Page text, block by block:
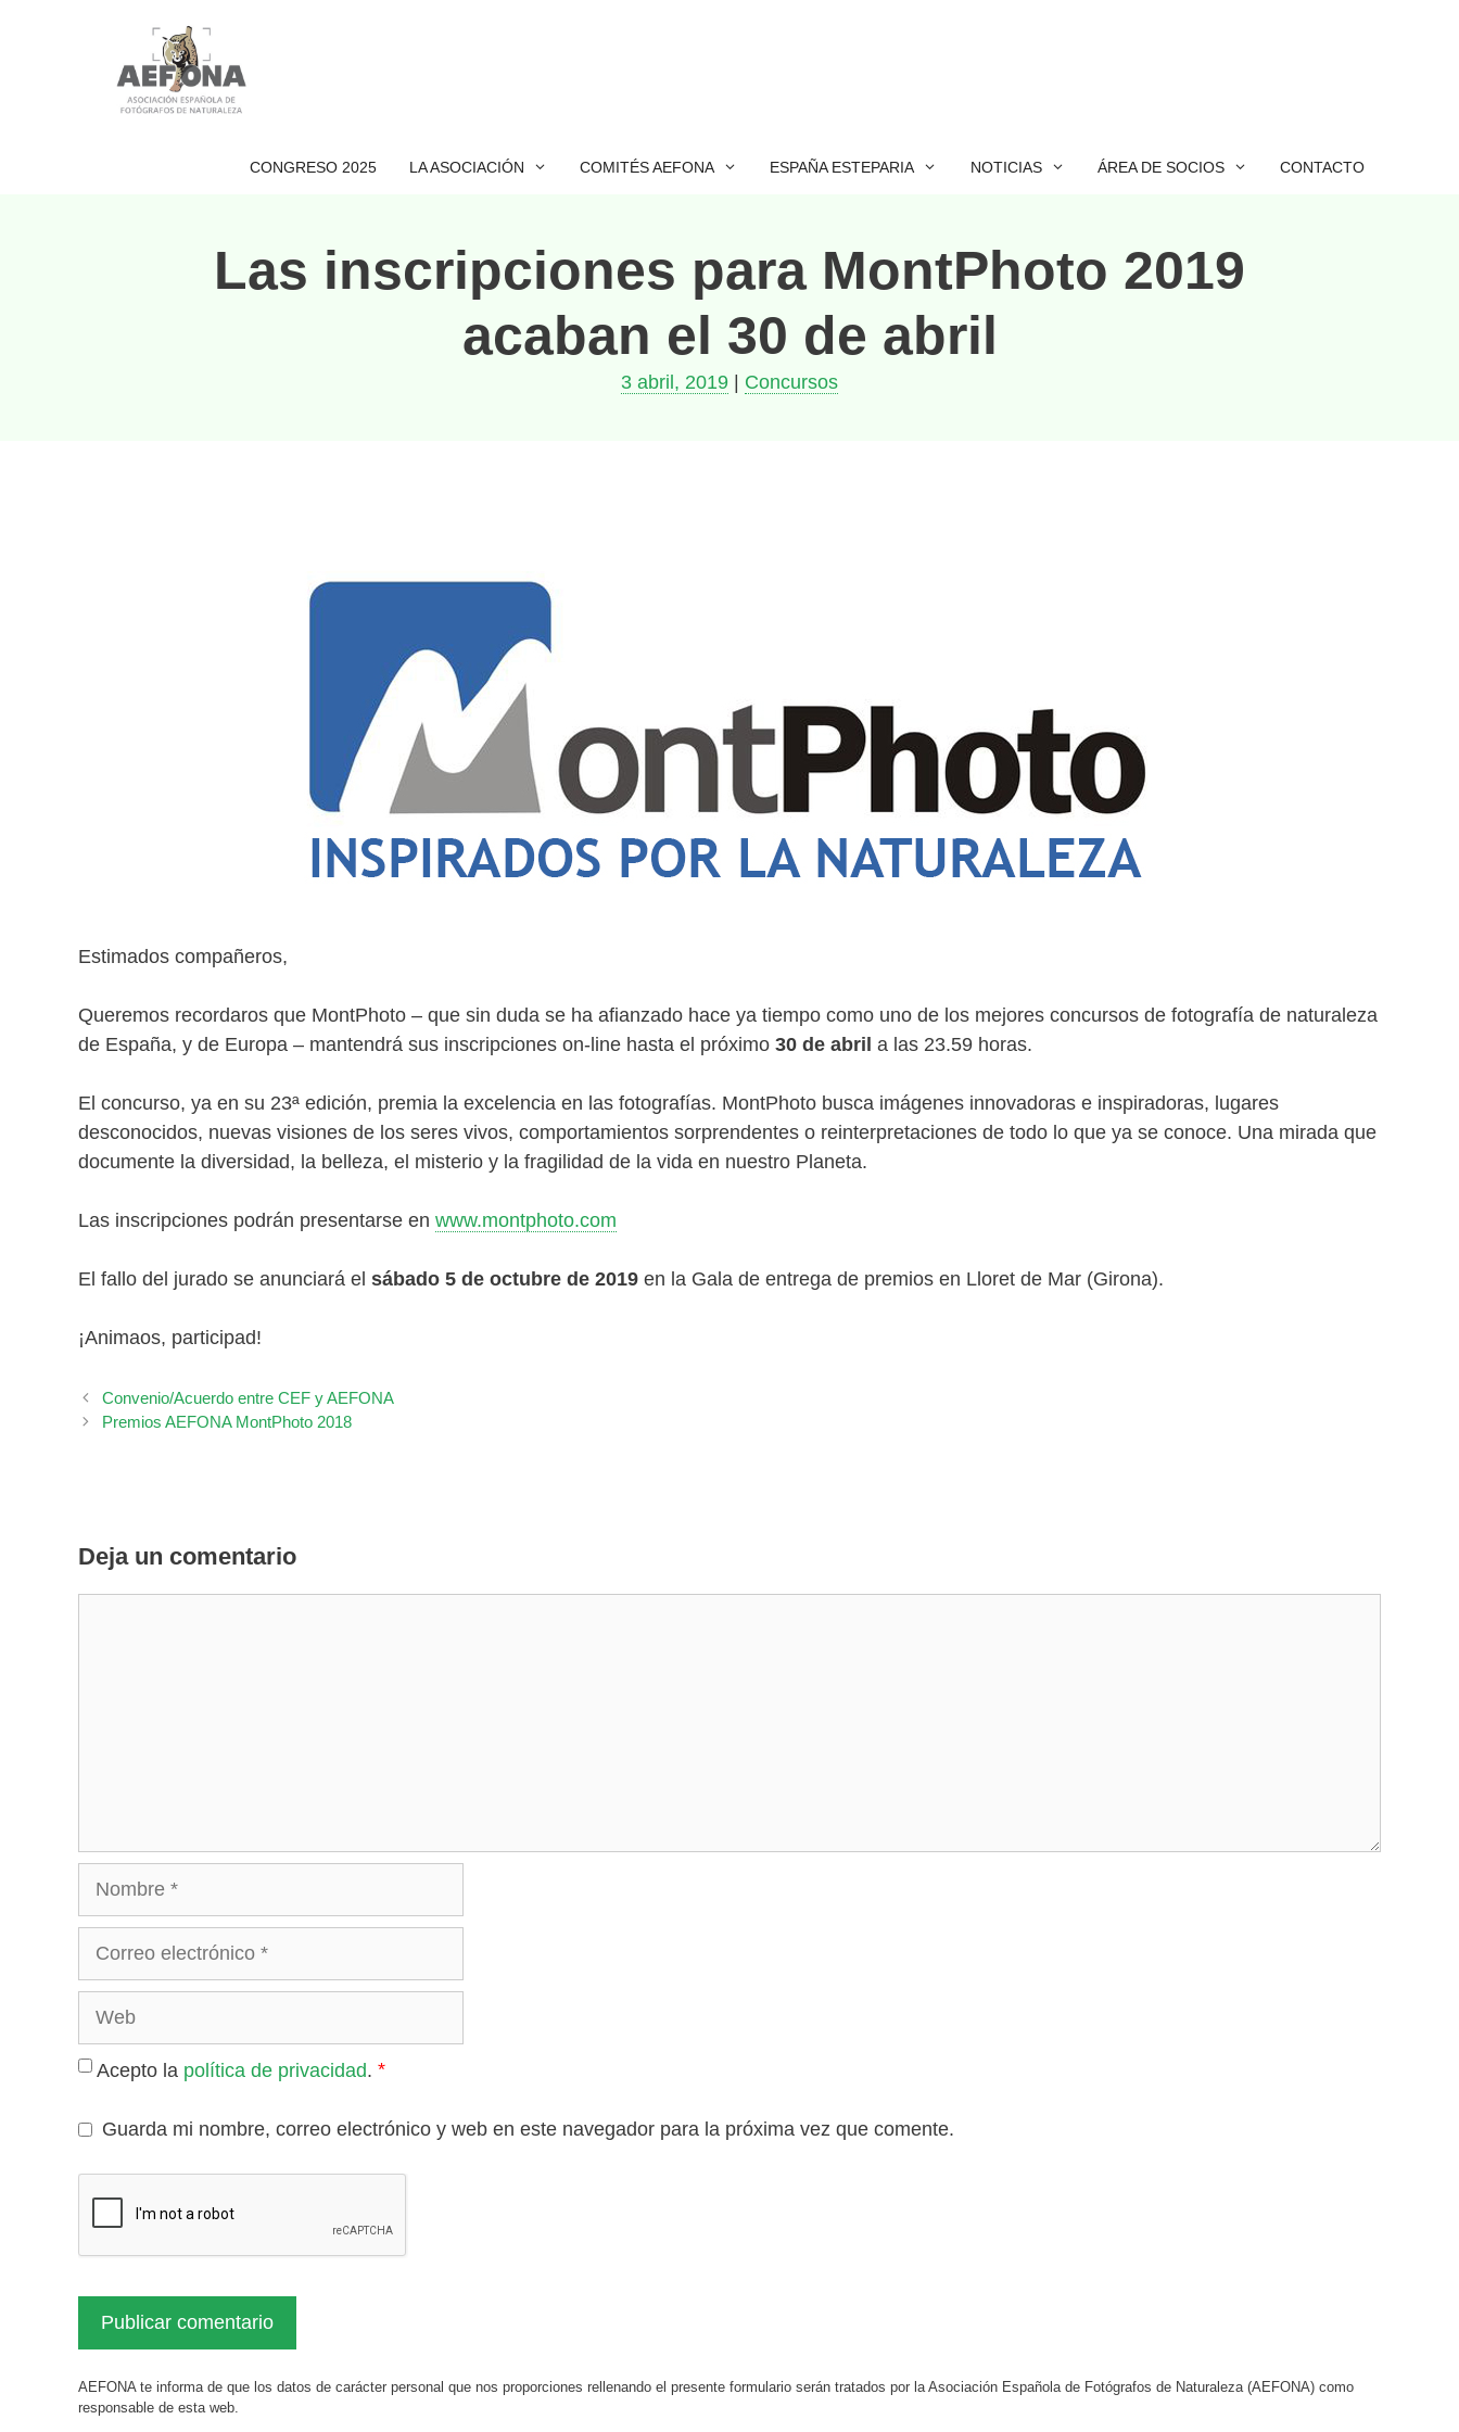
CONGRESO 2025 LA ASOCIACIÓN COMITÉS AEFONA ESPAÑA ESTEPARIA NOTICIAS ÁREA DE SOCIOS CONTACTO
Las inscripciones para MontPhoto 2019
acaban el 30 de abril
3 abril, 2019 Concursos
Estimados compañeros,
Queremos recordaros que MontPhoto – que sin duda se ha afianzado hace ya tiempo como uno de los mejores concursos de fotografía de naturaleza
de España, y de Europa – mantendrá sus inscripciones on-line hasta el próximo 30 de abril a las 23.59 horas.
El concurso, ya en su 23ª edición, premia la excelencia en las fotografías. MontPhoto busca imágenes innovadoras e inspiradoras, lugares
desconocidos, nuevas visiones de los seres vivos, comportamientos sorprendentes o reinterpretaciones de todo lo que ya se conoce. Una mirada que
documente la diversidad, la belleza, el misterio y la fragilidad de la vida en nuestro Planeta.
Las inscripciones podrán presentarse en www.montphoto.com
El fallo del jurado se anunciará el sábado 5 de octubre de 2019 en la Gala de entrega de premios en Lloret de Mar (Girona).
¡Animaos, participad!
Convenio/Acuerdo entre CEF y AEFONA
Premios AEFONA MontPhoto 2018
Deja un comentario
Acepto la política de privacidad. *
Guarda mi nombre, correo electrónico y web en este navegador para la próxima vez que comente.
AEFONA te informa de que los datos de carácter personal que nos proporciones rellenando el presente formulario serán tratados por la Asociación Española de Fotógrafos de Naturaleza (AEFONA) como
responsable de esta web.